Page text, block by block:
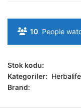
10 People
Stok kodu:
Kategoriler:
Brand: